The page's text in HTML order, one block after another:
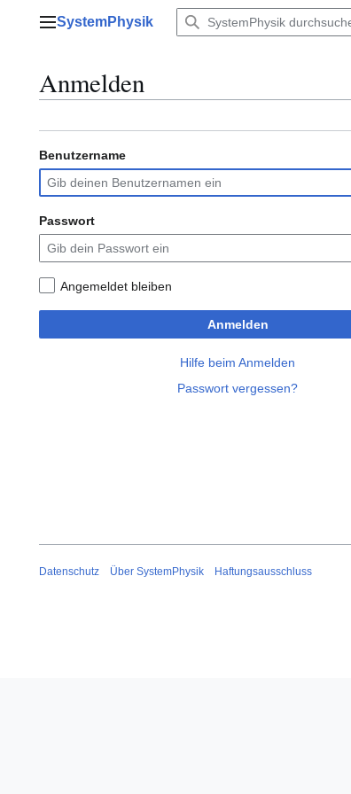
Hauptmenü
SystemPhysik
Anmelden
Benutzername
Passwort
Angemeldet bleiben
Anmelden
Hilfe beim Anmelden
Passwort vergessen?
Datenschutz Über SystemPhysik Haftungsausschluss